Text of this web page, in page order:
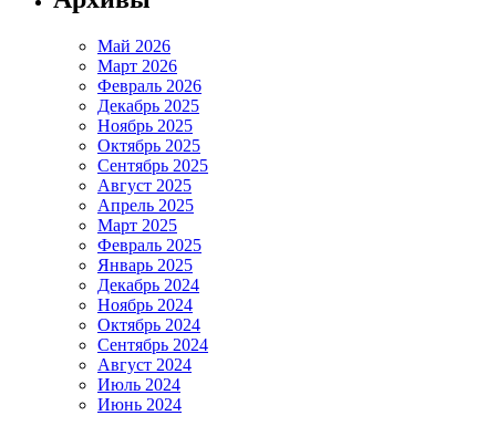
Май 2026
Март 2026
Февраль 2026
Декабрь 2025
Ноябрь 2025
Октябрь 2025
Сентябрь 2025
Август 2025
Апрель 2025
Март 2025
Февраль 2025
Январь 2025
Декабрь 2024
Ноябрь 2024
Октябрь 2024
Сентябрь 2024
Август 2024
Июль 2024
Июнь 2024